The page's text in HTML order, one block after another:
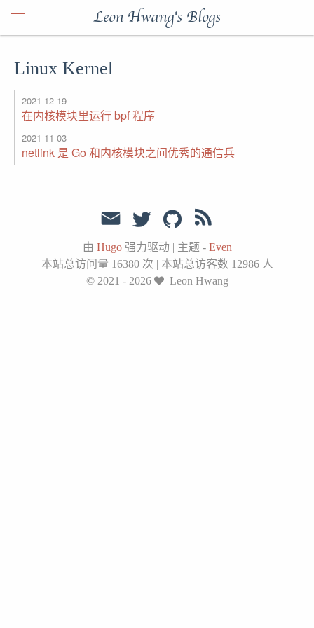
Leon Hwang's Blogs
Linux Kernel
2021-12-19
在内核模块里运行 bpf 程序
2021-11-03
netlink 是 Go 和内核模块之间优秀的通信兵
由 Hugo强力驱动 | 主题 - Even
本站总访问量 16380次 | 本站总访客数 12986人
© 2021 - 2026
Leon Hwang